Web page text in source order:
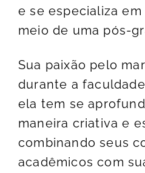
e se especializa
meio de uma pós-
Sua paixão pelo
durante a
ela tem se
maneira criativa e
combinando seus
acadêmicos com